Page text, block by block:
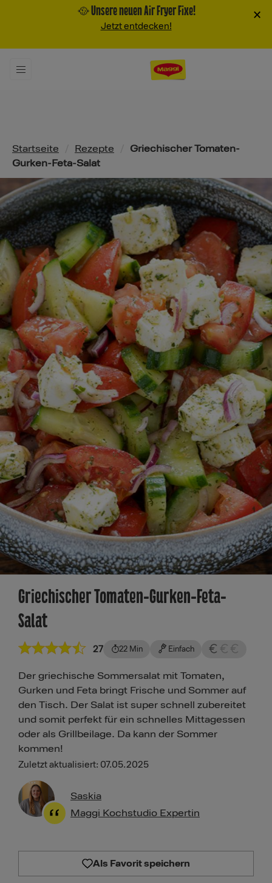
🥘 Unsere neuen Air Fryer Fixe!
Jetzt entdecken!
×
Pfadnavigation
Startseite Rezepte
Griechischer Tomaten-
Gurken-Feta-Salat
Griechischer Tomaten-Gurken-Feta-
Salat
27 22 Min Einfach
Der griechische Sommersalat mit Tomaten,
Gurken und Feta bringt Frische und Sommer auf
den Tisch. Der Salat ist super schnell zubereitet
und somit perfekt für ein schnelles Mittagessen
oder als Grillbeilage. Da kann der Sommer
kommen!
Zuletzt aktualisiert: 07.05.2025
Saskia
Maggi Kochstudio Expertin
Als Favorit speichern